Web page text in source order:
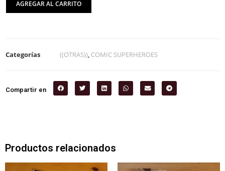
AGREGAR AL CARRITO
Categorías ((OTRAS)), COMIC SUPERHEROES
Compartir en
Productos relacionados